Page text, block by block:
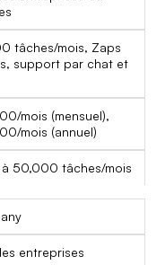
tâches/mois, Zaps
support par chat et
mois (mensuel),
mois (annuel)
à 50,000 tâches/mois
entreprises